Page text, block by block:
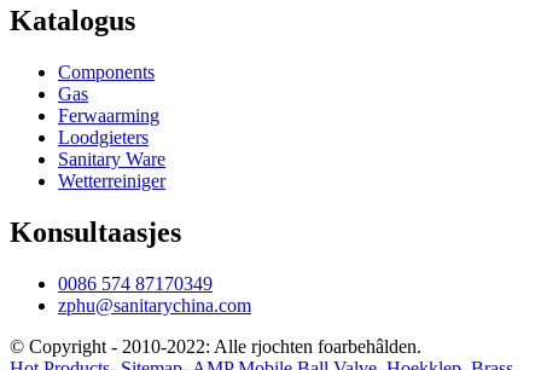
Katalogus
Components
Gas
Ferwaarming
Loodgieters
Sanitary Ware
Wetterreiniger
Konsultaasjes
0086 574 87170349
zphu@sanitarychina.com
© Copyright - 2010-2022: Alle rjochten foarbehâlden.